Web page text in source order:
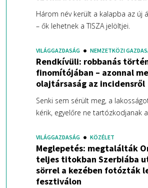
Három név került a kalapba az új
– ők lehetnek a TISZA jelöltjei.
VILÁGGAZDASÁG NEMZETKÖZI
Rendkívüli: robbanás
finomítójában – azonnal
olajtársaság az incidensről
Senki sem sérült meg, a
kérik, egyelőre ne tartózkodjanak
VILÁGGAZDASÁG KÖZÉLET
Meglepetés: megtalálták
teljes titokban Szerbiába
sörrel a kezében fotózták
fesztiválon